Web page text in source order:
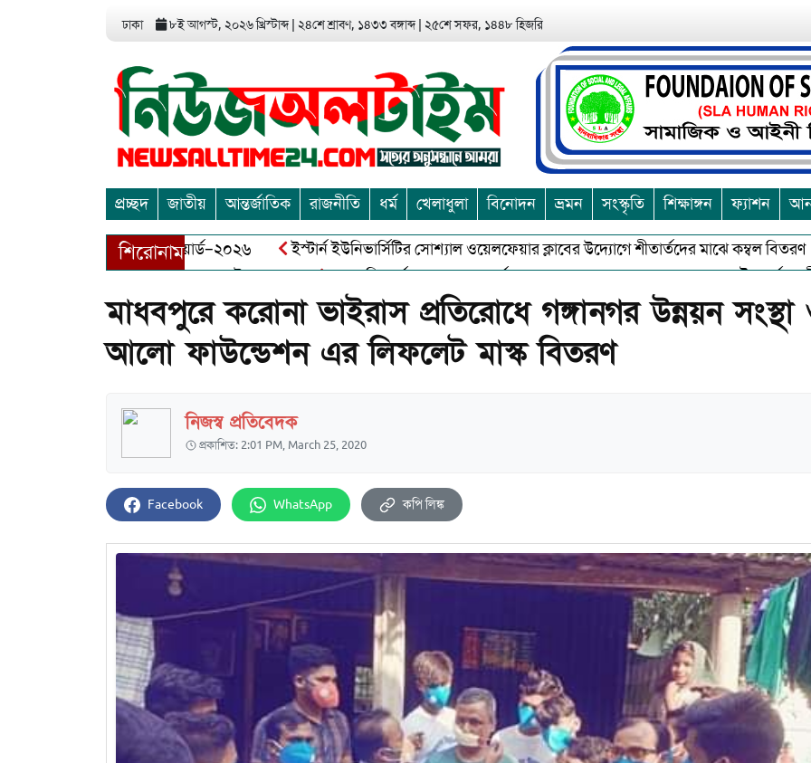
ঢাকা ৮ই আগস্ট, ২০২৬ খ্রিস্টাব্দ ২৪শে শ্রাবণ, ১৪৩৩ বঙ্গাব্দ ২৫শে সফর, ১৪৪৮ হিজরি
প্রচ্ছদ জাতীয় আন্তর্জাতিক রাজনীতি ধর্ম খেলাধুলা বিনোদন ভ্রমন সংস্কৃতি শিক্ষাঙ্গন ফ্যাশন
শিরোনাম
এন্ড এন্ট্রাপ্রেনিয়র অ্যাওয়ার্ড–২০২৬ ইস্টার্ন ইউনিভার্সিটির সোশ্যাল ওয়েলফেয়ার ক্লাবের উদ্যোগে শীতার্তদের মাঝে কম্বল বিতরণ
মুক্তিযোদ্ধা আব্দুল খালেক এর ইন্তেকাল
আত্মশুদ্ধি অর্জন ও অশুভকে বর্জন করে সত্য,সুন্দরকে বরনে কলাপাড়ায় বৌদ্ধ ধর্মাবলম্বীদের
মাধবপুরে করোনা ভাইরাস প্রতিরোধে গঙ্গানগর উন্নয়ন সংস্থা
আলো ফাউন্ডেশন এর লিফলেট মাস্ক বিতরণ
নিজস্ব প্রতিবেদক
প্রকাশিত: 2:01 PM, March 25, 2020
Facebook WhatsApp কপি লিঙ্ক